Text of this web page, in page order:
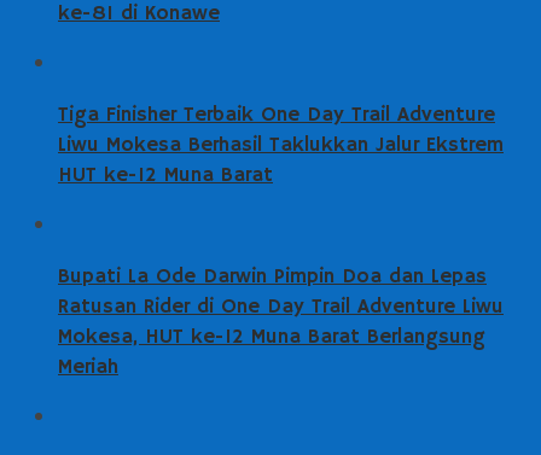
ke-81 di Konawe
Tiga Finisher Terbaik One Day Trail Adventure
Liwu Mokesa Berhasil Taklukkan Jalur Ekstrem
HUT ke-12 Muna Barat
Bupati La Ode Darwin Pimpin Doa dan Lepas
Ratusan Rider di One Day Trail Adventure Liwu
Mokesa, HUT ke-12 Muna Barat Berlangsung
Meriah